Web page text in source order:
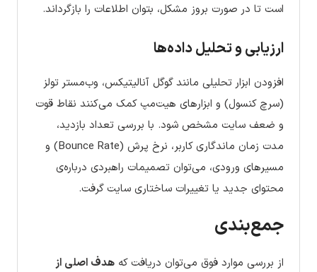
است تا در صورت بروز مشکل، بتوان اطلاعات را بازگرداند.
ارزیابی و تحلیل داده‌ها
افزودن ابزار تحلیلی مانند گوگل آنالیتیکس، وب‌مستر تولز
(سرچ کنسول) و ابزارهای هیت‌مپ کمک می‌کنند نقاط قوت
و ضعف سایت مشخص شود. با بررسی تعداد بازدید،
مدت زمان ماندگاری کاربر، نرخ پرش (Bounce Rate) و
مسیرهای ورودی، می‌توان تصمیمات راهبردی درباره‌ی
محتوای جدید یا تغییرات ساختاری سایت گرفت.
جمع‌بندی
از بررسی موارد فوق می‌توان دریافت که هدف اصلی از